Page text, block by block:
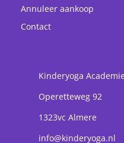
Annuleer aankoop
Contact
Kinderyoga
Operetteweg 92
1323vc Almere
info@kinderyoga.nl